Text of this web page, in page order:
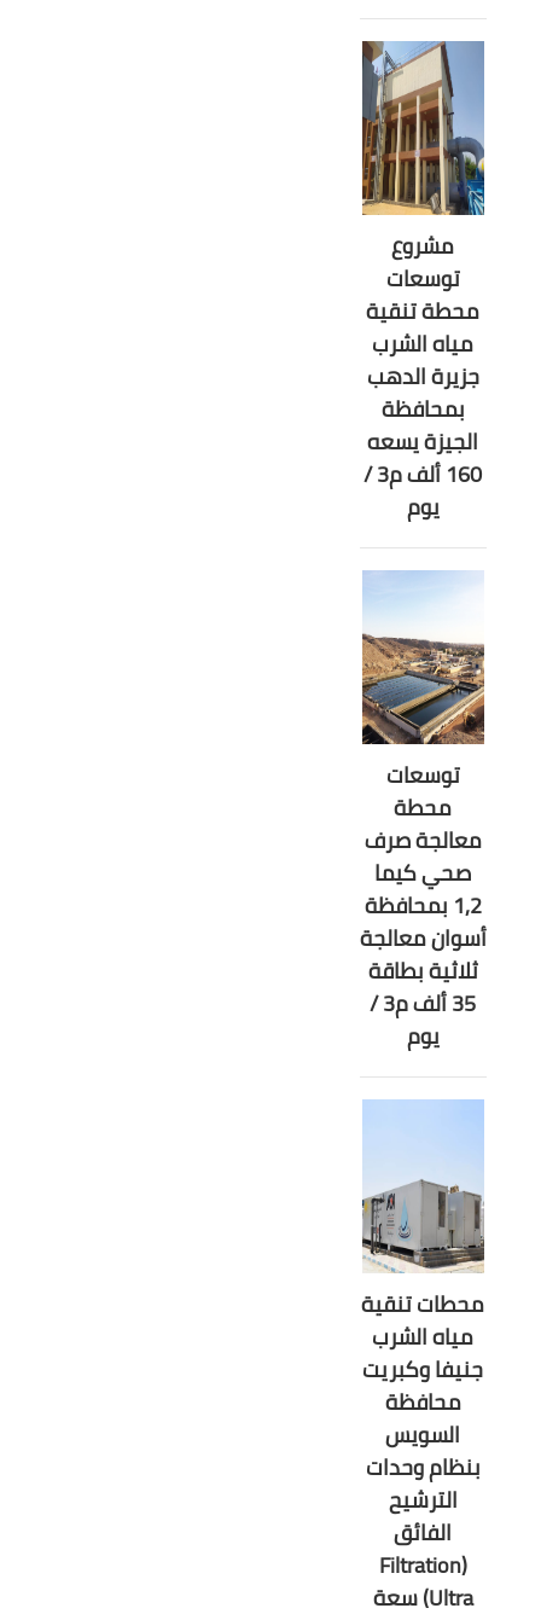
مشروع
توسعات
محطة تنقية
مياه الشرب
جزيرة الدهب
بمحافظة
الجيزة يسعه
160 ألف م3 /
يوم
توسعات
محطة
معالجة صرف
صحي كيما
1,2 بمحافظة
أسوان معالجة
ثلاثية بطاقة
35 ألف م3 /
يوم
محطات تنقية
مياه الشرب
جنيفا وكبريت
محافظة
السويس
بنظام وحدات
الترشيح
الفائق
(Filtration
Ultra) سعة